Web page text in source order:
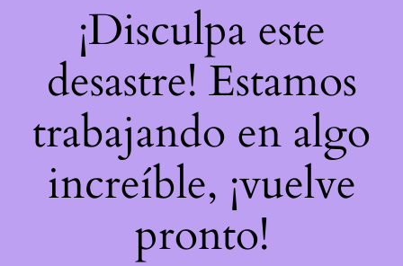
¡Disculpa este
desastre! Estamos
trabajando en algo
increíble, ¡vuelve
pronto!